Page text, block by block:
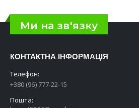
Ми на зв'язку
КОНТАКТНА ІНФОРМАЦІЯ
Телефон:
+380 (96) 777-22-15
Пошта: